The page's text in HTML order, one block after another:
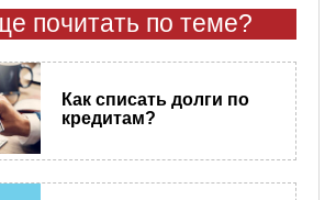
почитать по теме?
Как списать долги по
кредитам?